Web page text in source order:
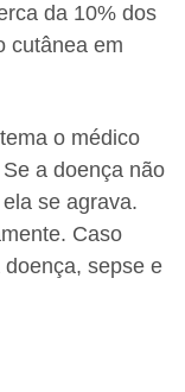
da 10% dos
cutânea em
o médico
a doença não
se agrava.
Caso
sepse e